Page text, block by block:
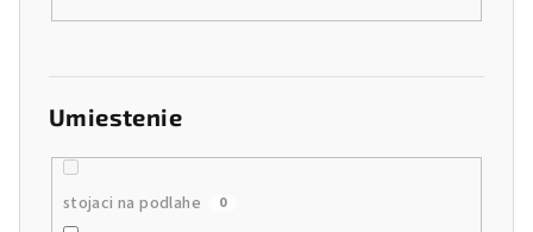
Umiestenie
stojaci na podlahe 0